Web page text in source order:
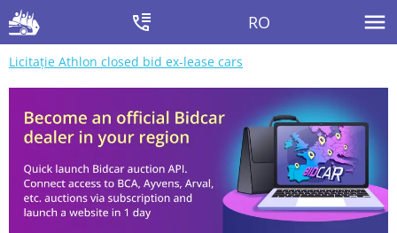
RO
Licitație Athlon closed bid ex-lease cars